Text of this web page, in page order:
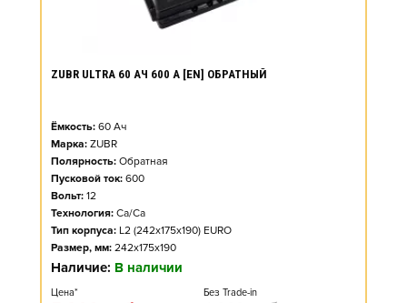
ZUBR ULTRA 60 АЧ 600 А [EN] ОБРАТНЫЙ
Ёмкость: 60 Ач
Марка: ZUBR
Полярность: Обратная
Пусковой ток: 600
Вольт: 12
Технология: Ca/Ca
Тип корпуса: L2 (242x175x190) EURO
Размер, мм: 242x175x190
Наличие: В наличии
Цена* Без Trade-in